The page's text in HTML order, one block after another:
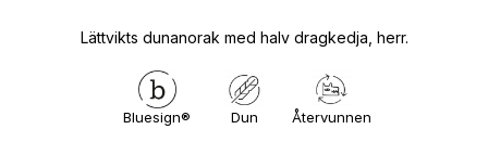
Lättvikts dunanorak med halv dragkedja, herr.
Bluesign® Dun Återvunnen